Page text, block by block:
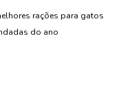
rações para gatos
do ano